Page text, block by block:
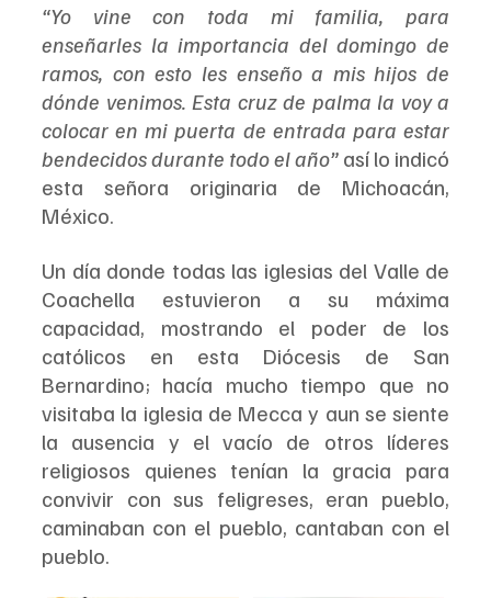
“Yo vine con toda mi familia, para
enseñarles la importancia del domingo de
ramos, con esto les enseño a mis hijos de
dónde venimos. Esta cruz de palma la voy a
colocar en mi puerta de entrada para estar
bendecidos durante todo el año” así lo indicó
esta señora originaria de Michoacán,
México.
Un día donde todas las iglesias del Valle de
Coachella estuvieron a su máxima
capacidad, mostrando el poder de los
católicos en esta Diócesis de San
Bernardino; hacía mucho tiempo que no
visitaba la iglesia de Mecca y aun se siente
la ausencia y el vacío de otros líderes
religiosos quienes tenían la gracia para
convivir con sus feligreses, eran pueblo,
caminaban con el pueblo, cantaban con el
pueblo.